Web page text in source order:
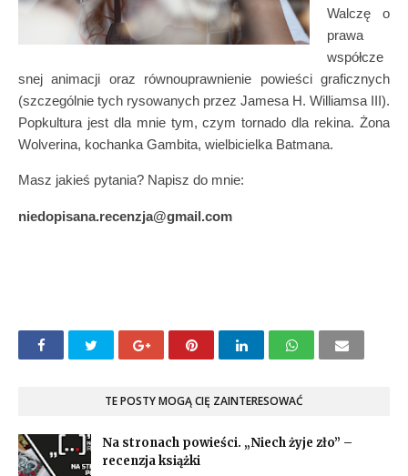
Walczę o
prawa
współcze
snej animacji oraz równouprawnienie powieści graficznych
(szczególnie tych rysowanych przez Jamesa H. Williamsa III).
Popkultura jest dla mnie tym, czym tornado dla rekina. Żona
Wolverina, kochanka Gambita, wielbicielka Batmana.
Masz jakieś pytania? Napisz do mnie:
niedopisana.recenzja@gmail.com
TE POSTY MOGĄ CIĘ ZAINTERESOWAĆ
Na stronach powieści. „Niech żyje zło” –
recenzja książki